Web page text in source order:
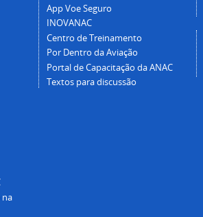
na
App Voe Seguro
INOVANAC
Centro de Treinamento
Por Dentro da Aviação
Portal de Capacitação da ANAC
Textos para discussão